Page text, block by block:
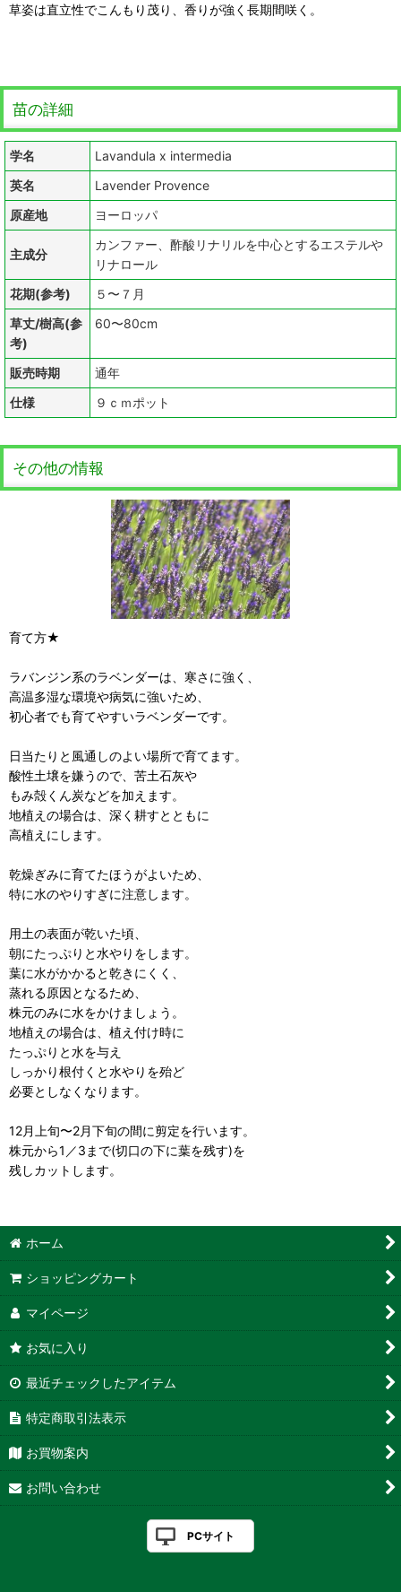
草姿は直立性でこんもり茂り、香りが強く長期間咲く。
苗の詳細
学名
Lavandula x intermedia
英名
Lavender Provence
原産地
ヨーロッパ
主成分
カンファー、酢酸リナリルを中心とするエステルや
リナロール
花期(参考)
５〜７月
草丈/樹高(参
考)
60〜80cm
販売時期
通年
仕様
９ｃｍポット
その他の情報
育て方★
ラバンジン系のラベンダーは、寒さに強く、
高温多湿な環境や病気に強いため、
初心者でも育てやすいラベンダーです。
日当たりと風通しのよい場所で育てます。
酸性土壌を嫌うので、苦土石灰や
もみ殻くん炭などを加えます。
地植えの場合は、深く耕すとともに
高植えにします。
乾燥ぎみに育てたほうがよいため、
特に水のやりすぎに注意します。
用土の表面が乾いた頃、
朝にたっぷりと水やりをします。
葉に水がかかると乾きにくく、
蒸れる原因となるため、
株元のみに水をかけましょう。
地植えの場合は、植え付け時に
たっぷりと水を与え
しっかり根付くと水やりを殆ど
必要としなくなります。
12月上旬〜2月下旬の間に剪定を行います。
株元から1／3まで(切口の下に葉を残す)を
残しカットします。
ホーム
ショッピングカート
マイページ
お気に入り
最近チェックしたアイテム
特定商取引法表示
お買物案内
お問い合わせ
PCサイト